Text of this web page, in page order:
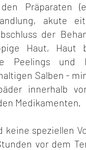
Präparaten
akute
der
Haut, Haut
Peelings und
Salben -
innerhalb
Medikamenten.
keine speziellen
vor dem